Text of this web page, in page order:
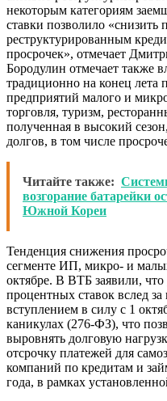
некоторым категориям
ставки позволило
реструктурированным
просрочек», отмечает
Бородулин отмечает также
традиционно на конец лета
предприятий малого и
торговля, туризм,
полученная в высокий
долгов, в том числе
Читайте также:
возгорание батарейки
Южной Кореи
Тенденция снижения
сегменте ИП, микро- и
октябре. В ВТБ заявили,
процентных ставок вслед
вступлением в силу с 1
каникулах (276-ФЗ), что
выровнять долговую
отсрочку платежей для
компаний по кредитам и
года, в рамках